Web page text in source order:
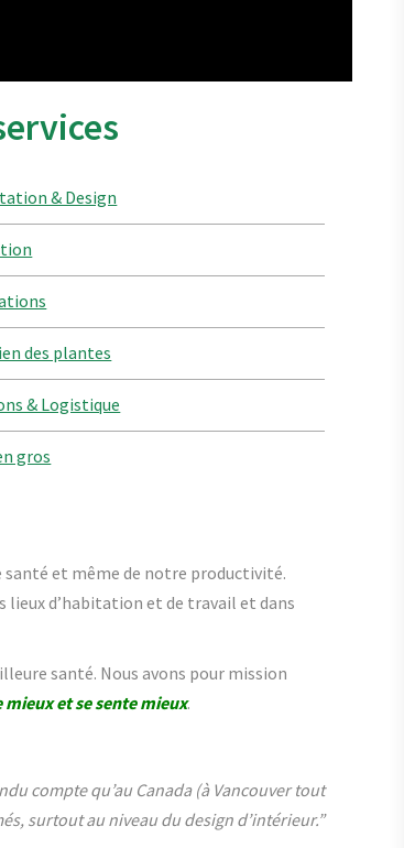
& Design
des plantes
& Logistique
gros
santé et même de notre productivité.
lieux d’habitation et de travail et dans
santé. Nous avons pour mission
et se sente mieux.
compte qu’au Canada (à Vancouver tout
surtout au niveau du design d’intérieur.”